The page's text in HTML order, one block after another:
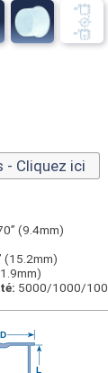
- Cliquez ici
(9.4mm)
(15.2mm)
5000/1000/100